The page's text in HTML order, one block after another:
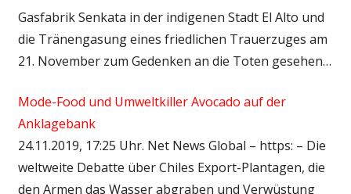
Gasfabrik Senkata in der indigenen Stadt El Alto und
die Tränengasung eines friedlichen Trauerzuges am
21. November zum Gedenken an die Toten gesehen…
Mode-Food und Umweltkiller Avocado auf der
Anklagebank
24.11.2019, 17:25 Uhr. Net News Global – https: – Die
weltweite Debatte über Chiles Export-Plantagen, die
den Armen das Wasser abgraben und Verwüstung